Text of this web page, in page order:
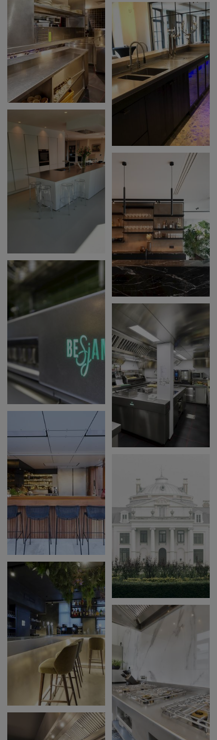
NESTOR EINE
BLANKENBERGE
MOOIE BEDRIJFSBAR
INOX KEUKENBLAD
BAR KAROLIEN
LAFAUT
GASTROPUB
BESJAMEL
ROESELARE
OUTDOOR & PRIVATE
KITCHENS
BLAUWHUIS
KASTEEL
BLAUWHUIS -
KOETSHUIS